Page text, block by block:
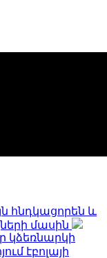
հնդկացորեն և
մասին
էբոլայի